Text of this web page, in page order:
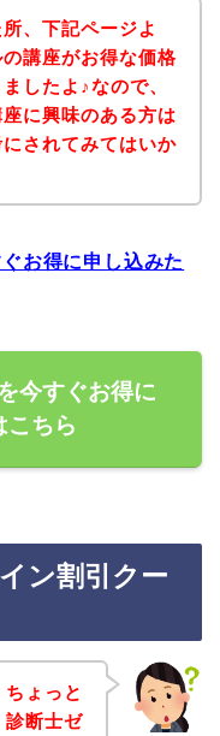
、下記ページよ
講座がお得な価格
したよ♪なので、
に興味のある方は
されてみてはいか
お得に申し込みた
今すぐお得に
こちら
ン割引クー
ょっと
診断士ゼ